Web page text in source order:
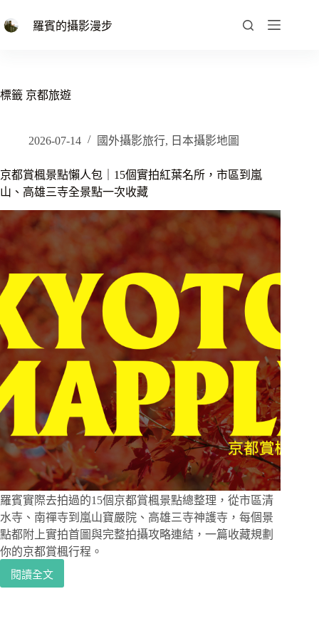
至
容
羅賓的攝影漫步
標籤 京都旅遊
2026-07-14 國外攝影旅行, 日本攝影地圖
京都賞楓景點懶人包｜15個實拍紅葉名所，市區到嵐
山、高雄三寺全景點一次收藏
羅賓實際去拍過的15個京都賞楓景點總整理，從市區清
水寺、南禪寺到嵐山寶嚴院、高雄三寺神護寺，每個景
點都附上實拍首圖與完整拍攝攻略連結，一篇收藏規劃
你的京都賞楓行程。
閱讀全文
京